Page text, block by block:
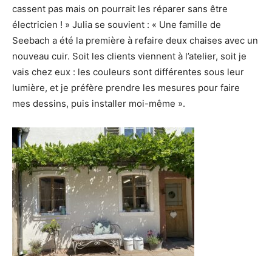
cassent pas mais on pourrait les réparer sans être
électricien ! » Julia se souvient : « Une famille de
Seebach a été la première à refaire deux chaises avec un
nouveau cuir. Soit les clients viennent à l’atelier, soit je
vais chez eux : les couleurs sont différentes sous leur
lumière, et je préfère prendre les mesures pour faire
mes dessins, puis installer moi-même ».